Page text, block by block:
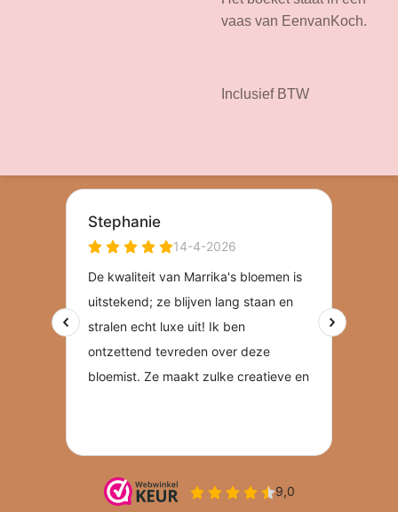
vaas van EenvanKoch.
Inclusief BTW